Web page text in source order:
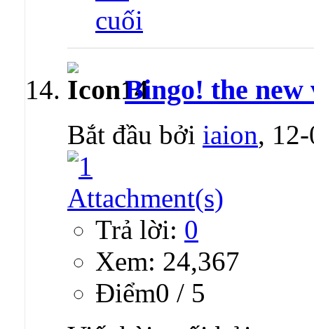
Bingo! the new
Bắt đầu bởi iaion,
Trả lời: 0
Xem: 24,367
Ðiểm0 / 5